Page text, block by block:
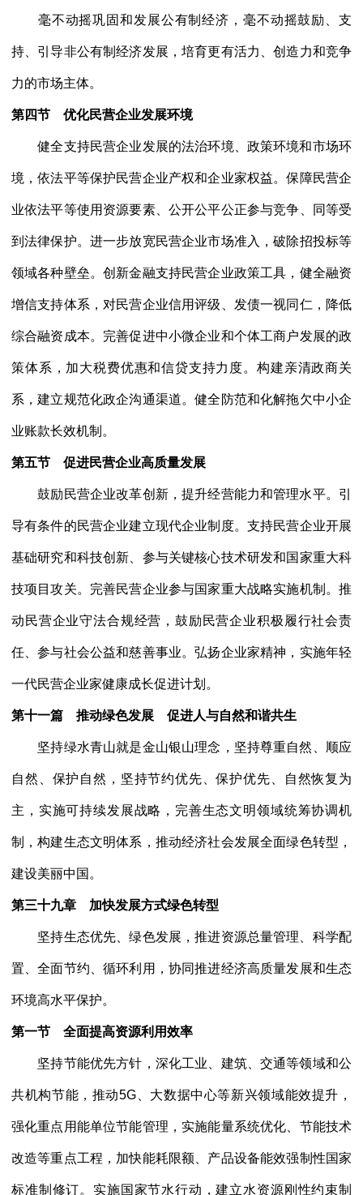
毫不动摇巩固和发展公有制经济，毫不动摇鼓励、支
持、引导非公有制经济发展，培育更有活力、创造力和竞争
力的市场主体。
第四节 优化民营企业发展环境
健全支持民营企业发展的法治环境、政策环境和市场环
境，依法平等保护民营企业产权和企业家权益。保障民营企
业依法平等使用资源要素、公开公平公正参与竞争、同等受
到法律保护。进一步放宽民营企业市场准入，破除招投标等
领域各种壁垒。创新金融支持民营企业政策工具，健全融资
增信支持体系，对民营企业信用评级、发债一视同仁，降低
综合融资成本。完善促进中小微企业和个体工商户发展的政
策体系，加大税费优惠和信贷支持力度。构建亲清政商关
系，建立规范化政企沟通渠道。健全防范和化解拖欠中小企
业账款长效机制。
第五节 促进民营企业高质量发展
鼓励民营企业改革创新，提升经营能力和管理水平。引
导有条件的民营企业建立现代企业制度。支持民营企业开展
基础研究和科技创新、参与关键核心技术研发和国家重大科
技项目攻关。完善民营企业参与国家重大战略实施机制。推
动民营企业守法合规经营，鼓励民营企业积极履行社会责
任、参与社会公益和慈善事业。弘扬企业家精神，实施年轻
一代民营企业家健康成长促进计划。
第十一篇 推动绿色发展 促进人与自然和谐共生
坚持绿水青山就是金山银山理念，坚持尊重自然、顺应
自然、保护自然，坚持节约优先、保护优先、自然恢复为
主，实施可持续发展战略，完善生态文明领域统筹协调机
制，构建生态文明体系，推动经济社会发展全面绿色转型，
建设美丽中国。
第三十九章 加快发展方式绿色转型
坚持生态优先、绿色发展，推进资源总量管理、科学配
置、全面节约、循环利用，协同推进经济高质量发展和生态
环境高水平保护。
第一节 全面提高资源利用效率
坚持节能优先方针，深化工业、建筑、交通等领域和公
共机构节能，推动5G、大数据中心等新兴领域能效提升，
强化重点用能单位节能管理，实施能量系统优化、节能技术
改造等重点工程，加快能耗限额、产品设备能效强制性国家
标准制修订。实施国家节水行动，建立水资源刚性约束制